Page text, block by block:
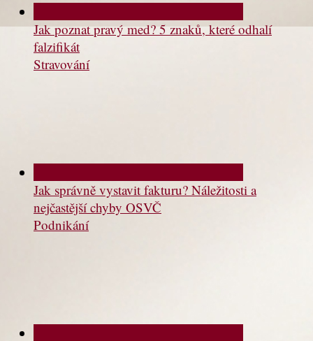
Jak poznat pravý med? 5 znaků, které odhalí
falzifikát
Stravování
Jak správně vystavit fakturu? Náležitosti a
nejčastější chyby OSVČ
Podnikání